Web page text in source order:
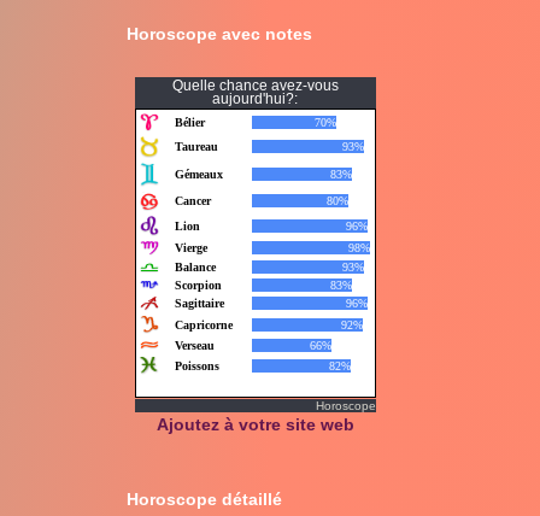
Horoscope avec notes
Quelle chance avez-vous
aujourd'hui?:
Horoscope
Ajoutez à votre site web
Horoscope détaillé